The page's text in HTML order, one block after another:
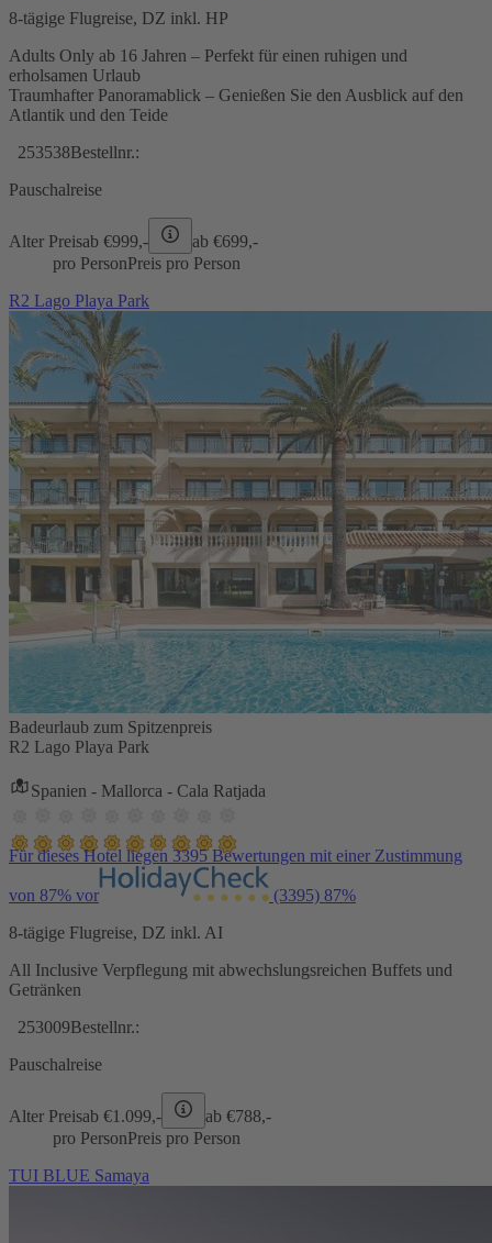
8-tägige Flugreise, DZ inkl. HP
Adults Only ab 16 Jahren – Perfekt für einen ruhigen und
erholsamen Urlaub
Traumhafter Panoramablick – Genießen Sie den Ausblick auf den
Atlantik und den Teide
253538Bestellnr.:
Pauschalreise
Alter Preisab €999,- ab €699,-
pro PersonPreis pro Person
R2 Lago Playa Park
Badeurlaub zum Spitzenpreis
R2 Lago Playa Park
Spanien - Mallorca - Cala Ratjada
Für dieses Hotel liegen 3395 Bewertungen mit einer Zustimmung
von 87% vor (3395) 87%
8-tägige Flugreise, DZ inkl. AI
All Inclusive Verpflegung mit abwechslungsreichen Buffets und
Getränken
253009Bestellnr.:
Pauschalreise
Alter Preisab €1.099,- ab €788,-
pro PersonPreis pro Person
TUI BLUE Samaya